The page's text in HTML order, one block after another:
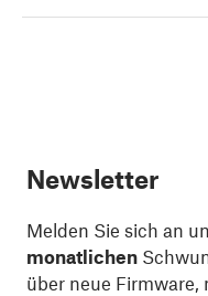
Newsletter
Melden Sie sich an
monatlichen
über neue Firmware,